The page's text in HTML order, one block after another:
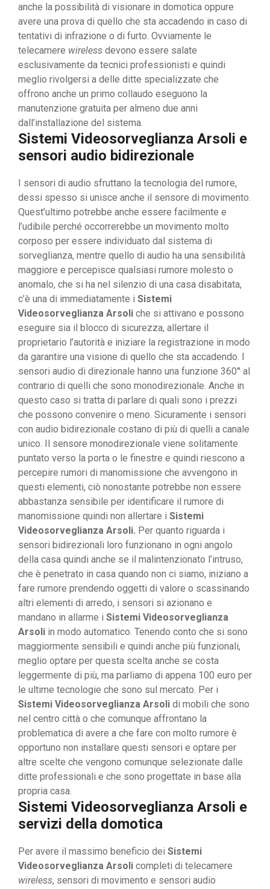
anche la possibilità di visionare in domotica oppure
avere una prova di quello che sta accadendo in caso di
tentativi di infrazione o di furto. Ovviamente le
telecamere wireless devono essere salate
esclusivamente da tecnici professionisti e quindi
meglio rivolgersi a delle ditte specializzate che
offrono anche un primo collaudo eseguono la
manutenzione gratuita per almeno due anni
dall’installazione del sistema.
Sistemi Videosorveglianza Arsoli e
sensori audio bidirezionale
I sensori di audio sfruttano la tecnologia del rumore,
dessi spesso si unisce anche il sensore di movimento.
Quest’ultimo potrebbe anche essere facilmente e
l’udibile perché occorrerebbe un movimento molto
corposo per essere individuato dal sistema di
sorveglianza, mentre quello di audio ha una sensibilità
maggiore e percepisce qualsiasi rumore molesto o
anomalo, che si ha nel silenzio di una casa disabitata,
c’è una di immediatamente i Sistemi
Videosorveglianza Arsoli che si attivano e possono
eseguire sia il blocco di sicurezza, allertare il
proprietario l’autorità e iniziare la registrazione in modo
da garantire una visione di quello che sta accadendo. I
sensori audio di direzionale hanno una funzione 360° al
contrario di quelli che sono monodirezionale. Anche in
questo caso si tratta di parlare di quali sono i prezzi
che possono convenire o meno. Sicuramente i sensori
con audio bidirezionale costano di più di quelli a canale
unico. Il sensore monodirezionale viene solitamente
puntato verso la porta o le finestre e quindi riescono a
percepire rumori di manomissione che avvengono in
questi elementi, ciò nonostante potrebbe non essere
abbastanza sensibile per identificare il rumore di
manomissione quindi non allertare i Sistemi
Videosorveglianza Arsoli. Per quanto riguarda i
sensori bidirezionali loro funzionano in ogni angolo
della casa quindi anche se il malintenzionato l’intruso,
che è penetrato in casa quando non ci siamo, iniziano a
fare rumore prendendo oggetti di valore o scassinando
altri elementi di arredo, i sensori si azionano e
mandano in allarme i Sistemi Videosorveglianza
Arsoli in modo automatico. Tenendo conto che si sono
maggiormente sensibili e quindi anche più funzionali,
meglio optare per questa scelta anche se costa
leggermente di più, ma parliamo di appena 100 euro per
le ultime tecnologie che sono sul mercato. Per i
Sistemi Videosorveglianza Arsoli di mobili che sono
nel centro città o che comunque affrontano la
problematica di avere a che fare con molto rumore è
opportuno non installare questi sensori e optare per
altre scelte che vengono comunque selezionate dalle
ditte professionali e che sono progettate in base alla
propria casa.
Sistemi Videosorveglianza Arsoli e
servizi della domotica
Per avere il massimo beneficio dei Sistemi
Videosorveglianza Arsoli completi di telecamere
wireless, sensori di movimento e sensori audio